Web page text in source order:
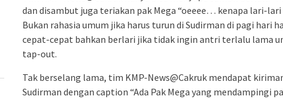
dan disambut juga teriakan pak Mega “oeeee… kenapa lari-lari
Bukan rahasia umum jika harus turun di Sudirman di pagi hari
cepat-cepat bahkan berlari jika tidak ingin antri terlalu lama
tap-out.
Tak berselang lama, tim KMP-News@Cakruk mendapat
Sudirman dengan caption “Ada Pak Mega yang mendampingi